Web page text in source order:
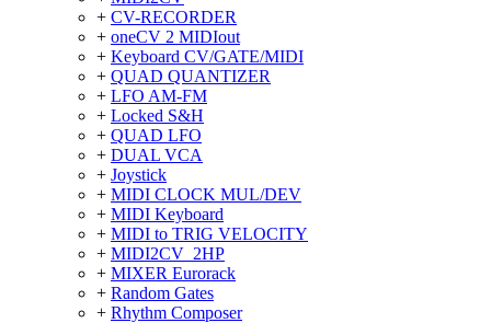
+ CV-RECORDER
+ oneCV 2 MIDIout
+ Keyboard CV/GATE/MIDI
+ QUAD QUANTIZER
+ LFO AM-FM
+ Locked S&H
+ QUAD LFO
+ DUAL VCA
+ Joystick
+ MIDI CLOCK MUL/DEV
+ MIDI Keyboard
+ MIDI to TRIG VELOCITY
+ MIDI2CV_2HP
+ MIXER Eurorack
+ Random Gates
+ Rhythm Composer